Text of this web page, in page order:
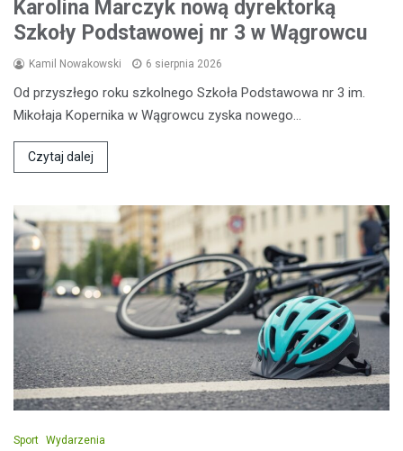
Karolina Marczyk nową dyrektorką
Szkoły Podstawowej nr 3 w Wągrowcu
Kamil Nowakowski 6 sierpnia 2026
Od przyszłego roku szkolnego Szkoła Podstawowa nr 3 im.
Mikołaja Kopernika w Wągrowcu zyska nowego…
Czytaj dalej
Sport Wydarzenia